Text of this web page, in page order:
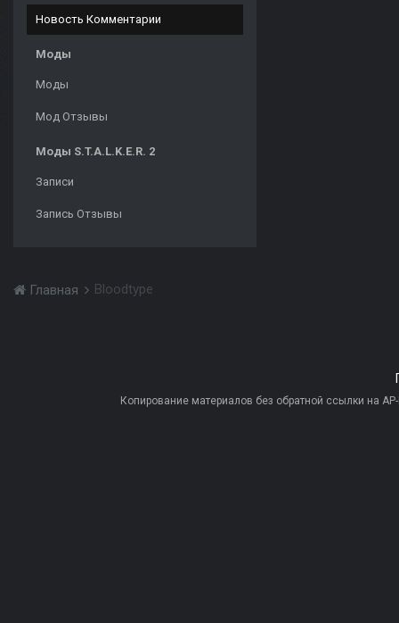
Новость Комментарии
Моды
Моды
Мод Отзывы
Моды S.T.A.L.K.E.R. 2
Записи
Запись Отзывы
Главная Bloodtype
Копирование материалов без обратной ссылки на